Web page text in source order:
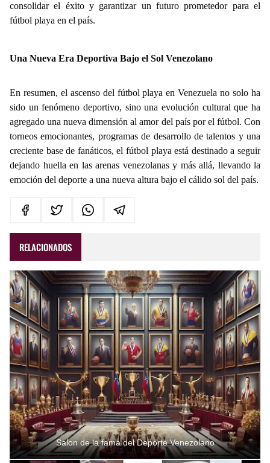
consolidar el éxito y garantizar un futuro prometedor para el
fútbol playa en el país.
Una Nueva Era Deportiva Bajo el Sol Venezolano
En resumen, el ascenso del fútbol playa en Venezuela no solo ha
sido un fenómeno deportivo, sino una evolución cultural que ha
agregado una nueva dimensión al amor del país por el fútbol. Con
torneos emocionantes, programas de desarrollo de talentos y una
creciente base de fanáticos, el fútbol playa está destinado a seguir
dejando huella en las arenas venezolanas y más allá, llevando la
emoción del deporte a una nueva altura bajo el cálido sol del país.
RELACIONADOS
Salon de la fama del Deporte Venezolano